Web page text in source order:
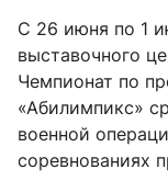
С 26 июня по 1
выставочного
Чемпионат по
«Абилимпикс»
военной
соревнованиях